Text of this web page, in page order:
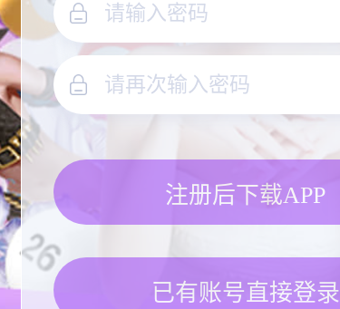
注册后下载APP
已有账号直接登录